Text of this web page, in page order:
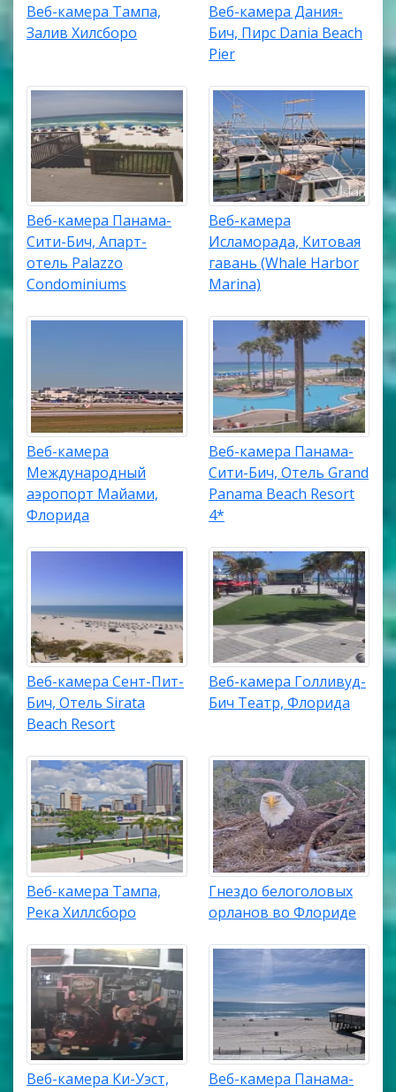
Веб-камера Тампа,
Залив Хилсборо
Веб-камера Дания-
Бич, Пирс Dania Beach
Pier
Веб-камера Панама-
Сити-Бич, Апарт-
отель Palazzo
Condominiums
Веб-камера
Исламорада, Китовая
гавань (Whale Harbor
Marina)
Веб-камера
Международный
аэропорт Майами,
Флорида
Веб-камера Панама-
Сити-Бич, Отель Grand
Panama Beach Resort
4*
Веб-камера Сент-Пит-
Бич, Отель Sirata
Beach Resort
Веб-камера Голливуд-
Бич Театр, Флорида
Веб-камера Тампа,
Река Хиллсборо
Гнездо белоголовых
орланов во Флориде
Веб-камера Ки-Уэст,
Веб-камера Панама-